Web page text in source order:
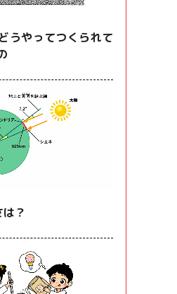
うやってつくられて
？